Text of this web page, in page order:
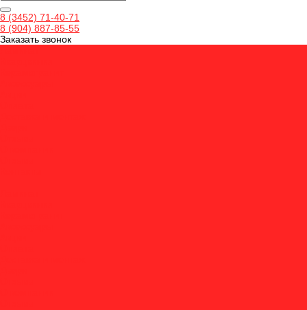
8 (3452) 71-40-71
8 (904) 887-85-55
Заказать звонок